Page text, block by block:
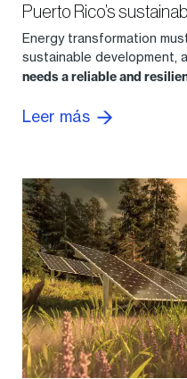
Puerto Rico’s
Energy transformation
sustainable development,
needs a reliable and
Leer más